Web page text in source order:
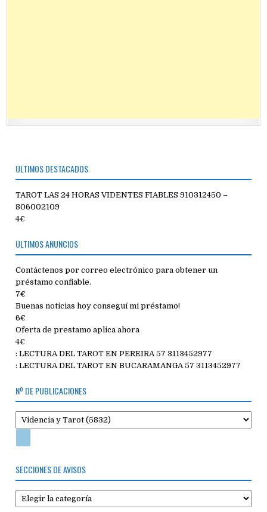
ÚLTIMOS DESTACADOS
TAROT LAS 24 HORAS VIDENTES FIABLES 910312450 –
806002109
4€
ÚLTIMOS ANUNCIOS
Contáctenos por correo electrónico para obtener un
préstamo confiable.
7€
Buenas noticias hoy conseguí mi préstamo!
6€
Oferta de prestamo aplica ahora
4€
: LECTURA DEL TAROT EN PEREIRA 57 3113452977
: LECTURA DEL TAROT EN BUCARAMANGA 57 3113452977
Nº DE PUBLICACIONES
SECCIONES DE AVISOS
Secciones
de